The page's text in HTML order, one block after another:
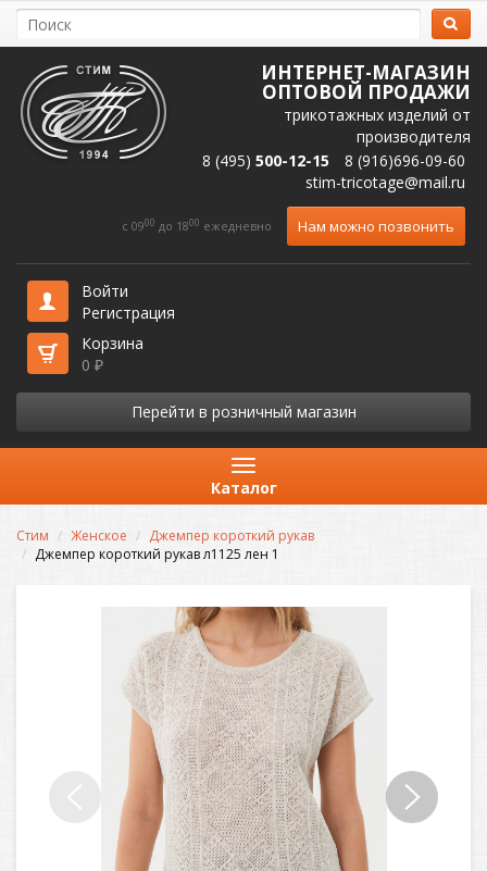
ИНТЕРНЕТ-МАГАЗИН
ОПТОВОЙ ПРОДАЖИ
трикотажных изделий от
производителя
8 (495) 500-12-15
8 (916)696-09-60
stim-tricotage@mail.ru
c 0900 до 1800 ежедневно Нам можно позвонить
Войти
Регистрация
Корзина
0 ₽
Перейти в розничный магазин
Каталог
Стим Женское
Джемпер короткий рукав
Джемпер короткий рукав л1125 лен 1